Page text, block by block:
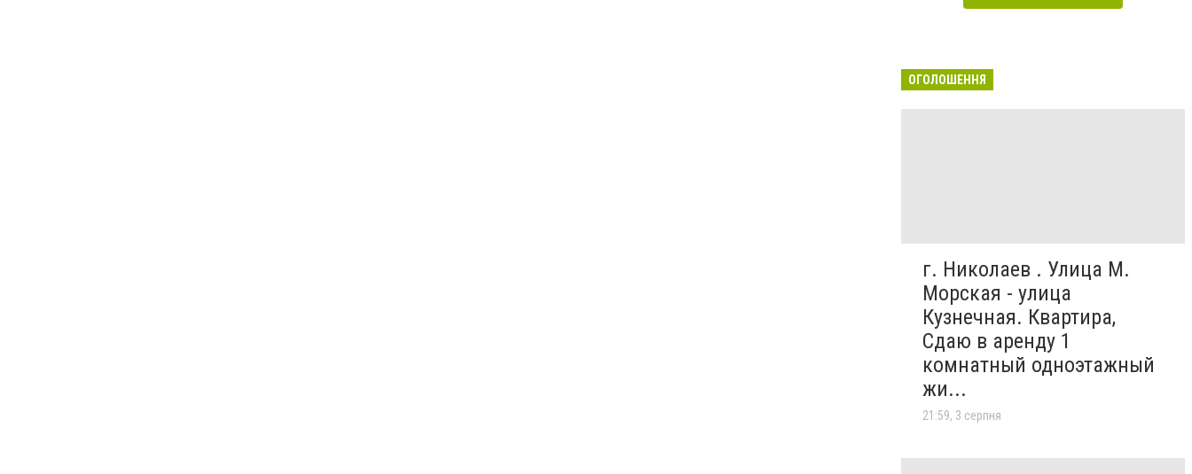
ОГОЛОШЕННЯ
г. Николаев . Улица М.
Морская - улица
Кузнечная. Квартира,
Сдаю в аренду 1
комнатный одноэтажный
жи...
21:59, 3 серпня